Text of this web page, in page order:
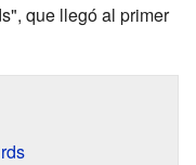
que llegó al primer